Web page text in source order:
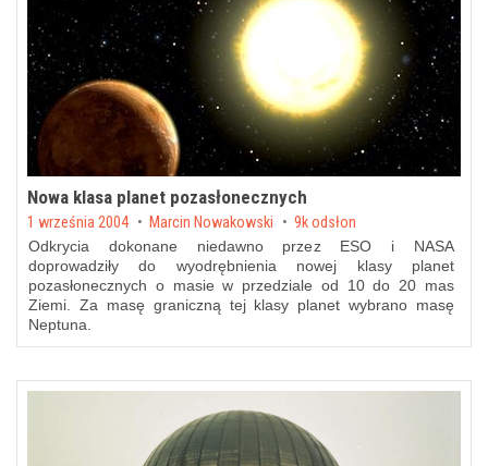
Nowa klasa planet pozasłonecznych
Posted on
1 września 2004 by Marcin Nowakowski 9k odsłon
Odkrycia dokonane niedawno przez ESO i NASA
doprowadziły do wyodrębnienia nowej klasy planet
pozasłonecznych o masie w przedziale od 10 do 20 mas
Ziemi. Za masę graniczną tej klasy planet wybrano masę
Neptuna.